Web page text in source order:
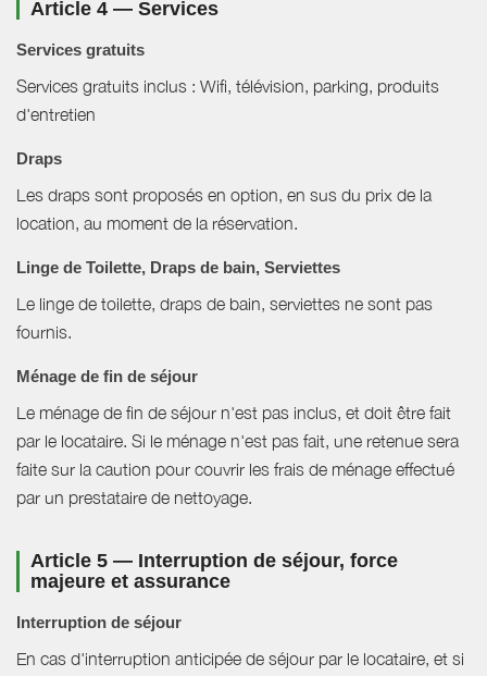
Article 4 — Services
Services gratuits
Services gratuits inclus : Wifi, télévision, parking, produits
d'entretien
Draps
Les draps sont proposés en option, en sus du prix de la
location, au moment de la réservation.
Linge de Toilette, Draps de bain, Serviettes
Le linge de toilette, draps de bain, serviettes ne sont pas
fournis.
Ménage de fin de séjour
Le ménage de fin de séjour n'est pas inclus, et doit être fait
par le locataire. Si le ménage n'est pas fait, une retenue sera
faite sur la caution pour couvrir les frais de ménage effectué
par un prestataire de nettoyage.
Article 5 — Interruption de séjour, force
majeure et assurance
Interruption de séjour
En cas d'interruption anticipée de séjour par le locataire, et si